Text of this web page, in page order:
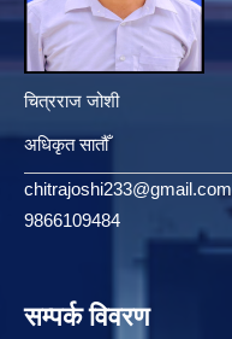
चित्रराज जोशी
अधिकृत सातौँ
chitrajoshi233@gmail.com
9866109484
सम्पर्क विवरण